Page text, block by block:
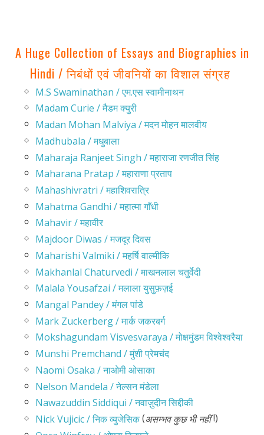
A Huge Collection of Essays and Biographies in
Hindi / निबंधों एवं जीवनियों का विशाल संग्रह
M.S Swaminathan / एम.एस स्वामीनाथन
Madam Curie / मैडम क्युरी
Madan Mohan Malviya / मदन मोहन मालवीय
Madhubala / मधुबाला
Maharaja Ranjeet Singh / महाराजा रणजीत सिंह
Maharana Pratap / महाराणा प्रताप
Mahashivratri / महाशिवरात्रि
Mahatma Gandhi / महात्मा गाँधी
Mahavir / महावीर
Majdoor Diwas / मजदूर दिवस
Maharishi Valmiki / महर्षि वाल्मीकि
Makhanlal Chaturvedi / माखनलाल चतुर्वेदी
Malala Yousafzai / मलाला युसुफ़ज़ई
Mangal Pandey / मंगल पांडे
Mark Zuckerberg / मार्क जकरबर्ग
Mokshagundam Visvesvaraya / मोक्षमुंडम विश्वेश्वरैया
Munshi Premchand / मुंशी प्रेमचंद
Naomi Osaka / नाओमी ओसाका
Nelson Mandela / नेल्सन मंडेला
Nawazuddin Siddiqui / नवाज़ुदीन सिद्दीकी
Nick Vujicic / निक व्युजेसिक(असम्भव कुछ भी नहीं!)